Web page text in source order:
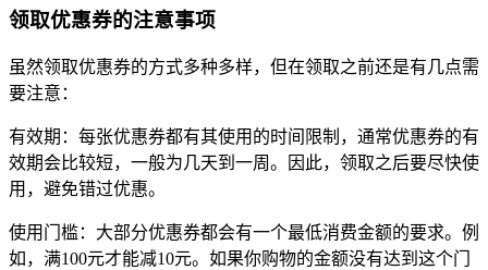
领取优惠券的注意事项
虽然领取优惠券的方式多种多样，但在领取之前还是有几点需
要注意：
有效期：每张优惠券都有其使用的时间限制，通常优惠券的有
效期会比较短，一般为几天到一周。因此，领取之后要尽快使
用，避免错过优惠。
使用门槛：大部分优惠券都会有一个最低消费金额的要求。例
如，满100元才能减10元。如果你购物的金额没有达到这个门